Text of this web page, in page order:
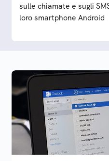
sulle chiamate e sugli
loro smartphone Android